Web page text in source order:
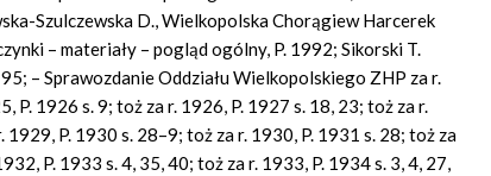
Szulczewska D., Wielkopolska Chorągiew Harcerek
– materiały – pogląd ogólny, P. 1992; Sikorski T.
– Sprawozdanie Oddziału Wielkopolskiego ZHP za r.
P. 1926 s. 9; toż za r. 1926, P. 1927 s. 18, 23; toż za r.
1929, P. 1930 s. 28–9; toż za r. 1930, P. 1931 s. 28; toż za
P. 1933 s. 4, 35, 40; toż za r. 1933, P. 1934 s. 3, 4, 27,